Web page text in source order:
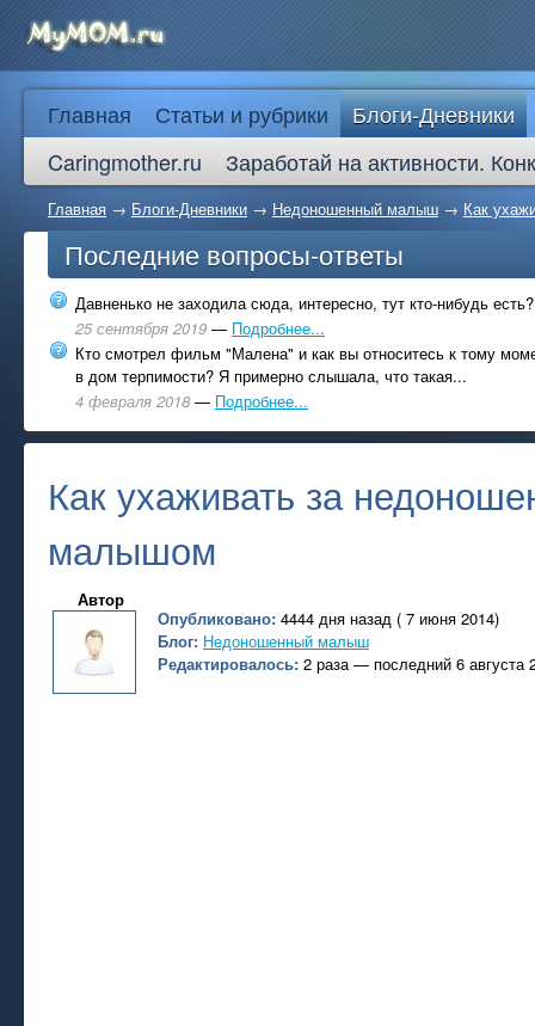
Главная Статьи и рубрики
Блоги-Дневники
Caringmother.ru
Заработай на активности.
Главная → Блоги-Дневники → Недоношенный малыш → Как
Последние вопросы-ответы
Давненько не заходила сюда, интересно, тут кто-нибудь есть?
25 сентября 2019 — Подробнее...
Кто смотрел фильм "Малена" и как вы относитесь к тому
в дом терпимости? Я примерно слышала, что такая...
4 февраля 2018 — Подробнее...
Как ухаживать за
малышом
Автор
Опубликовано: 4444 дня назад ( 7 июня 2014)
Блог: Недоношенный малыш
Редактировалось: 2 раза — последний 6 августа